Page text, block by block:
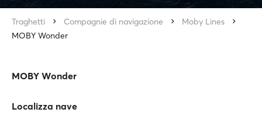
Traghetti Compagnie di navigazione
Moby Lines
MOBY Wonder
MOBY Wonder
Localizza nave